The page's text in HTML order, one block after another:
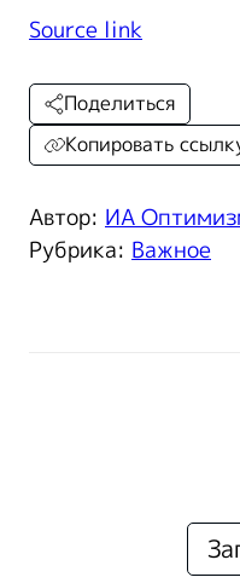
Source link
Автор: ИА
Рубрика: Важное
Поделиться
Копировать